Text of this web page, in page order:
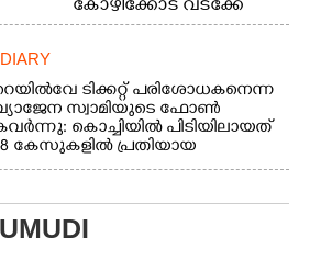
കോഴിക്കോട് വടക്കേ
വയലിൽ വെള്ളം
വെള്ളത്തിലൂടെ
നടന്നുവരുന്നവരെ
മതിലിനു മുകളിൽ നോക്കി
നിൽക്കുന്ന
നായ. ഫോട്ടോ: കെ.വിശ്വജി
ടിക്കറ്റ് പരിശോധകനെന്ന
സ്വാമിയുടെ ഫോൺ
കൊച്ചിയിൽ പിടിയിലായത്
കേസുകളിൽ പ്രതിയായ